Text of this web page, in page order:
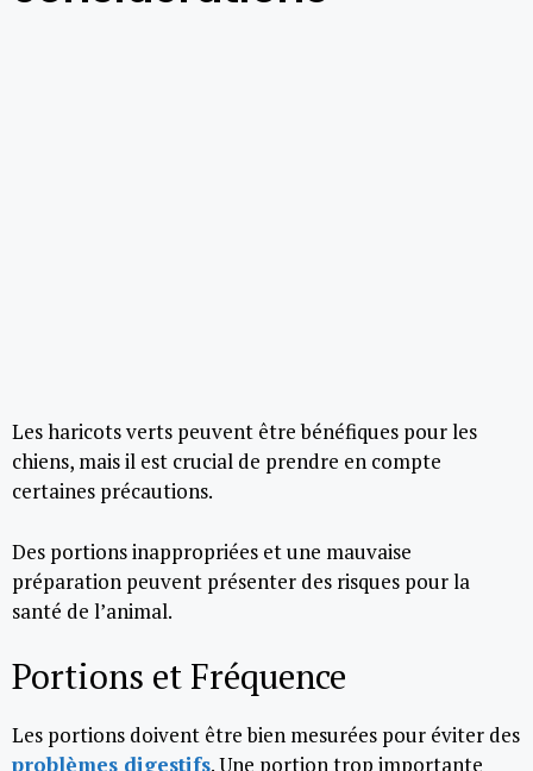
Les haricots verts peuvent être bénéfiques pour les
chiens, mais il est crucial de prendre en compte
certaines précautions.
Des portions inappropriées et une mauvaise
préparation peuvent présenter des risques pour la
santé de l’animal.
Portions et Fréquence
Les portions doivent être bien mesurées pour éviter des
problèmes digestifs. Une portion trop importante